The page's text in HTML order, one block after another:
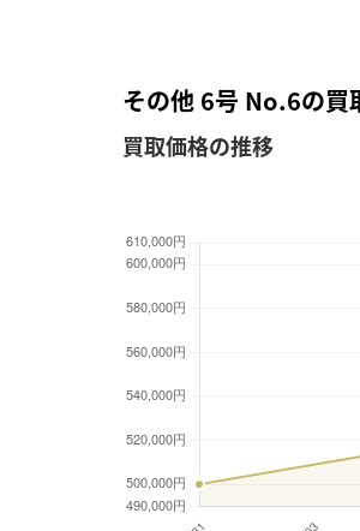
その他 6号 No.6の買
買取価格の推移